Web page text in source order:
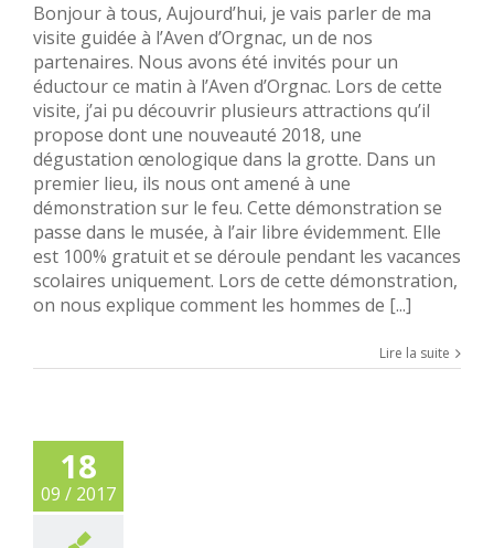
Bonjour à tous, Aujourd’hui, je vais parler de ma
visite guidée à l’Aven d’Orgnac, un de nos
partenaires. Nous avons été invités pour un
éductour ce matin à l’Aven d’Orgnac. Lors de cette
visite, j’ai pu découvrir plusieurs attractions qu’il
propose dont une nouveauté 2018, une
dégustation œnologique dans la grotte. Dans un
premier lieu, ils nous ont amené à une
démonstration sur le feu. Cette démonstration se
passe dans le musée, à l’air libre évidemment. Elle
est 100% gratuit et se déroule pendant les vacances
scolaires uniquement. Lors de cette démonstration,
on nous explique comment les hommes de [...]
Lire la suite
18
09 / 2017